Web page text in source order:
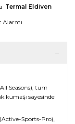
Termal Eldiven
Alarmı
Seasons), tüm
kumaşı sayesinde
(Active-Sports-Pro),